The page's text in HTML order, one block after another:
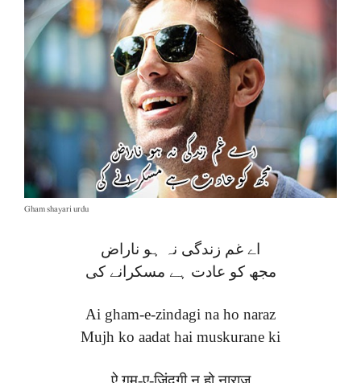
Gham shayari urdu
اے غم زندگی نہ ہو ناراض
مجھ کو عادت ہے مسکرانے کی
Ai gham-e-zindagi na ho naraz
Mujh ko aadat hai muskurane ki